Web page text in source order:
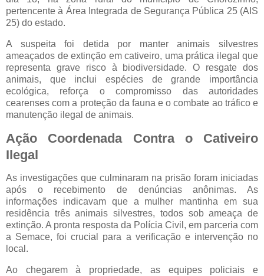
pertencente à Área Integrada de Segurança Pública 25 (AIS
25) do estado.
A suspeita foi detida por manter animais silvestres
ameaçados de extinção em cativeiro, uma prática ilegal que
representa grave risco à biodiversidade. O resgate dos
animais, que inclui espécies de grande importância
ecológica, reforça o compromisso das autoridades
cearenses com a proteção da fauna e o combate ao tráfico e
manutenção ilegal de animais.
Ação Coordenada Contra o Cativeiro
Ilegal
As investigações que culminaram na prisão foram iniciadas
após o recebimento de denúncias anônimas. As
informações indicavam que a mulher mantinha em sua
residência três animais silvestres, todos sob ameaça de
extinção. A pronta resposta da Polícia Civil, em parceria com
a Semace, foi crucial para a verificação e intervenção no
local.
Ao chegarem à propriedade, as equipes policiais e